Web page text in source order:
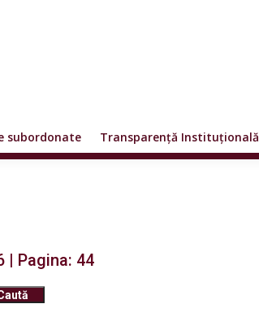
subordonate Transparență Instituțională
| Pagina: 44